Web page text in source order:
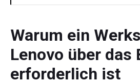
Warum ein
Lenovo über das
erforderlich ist